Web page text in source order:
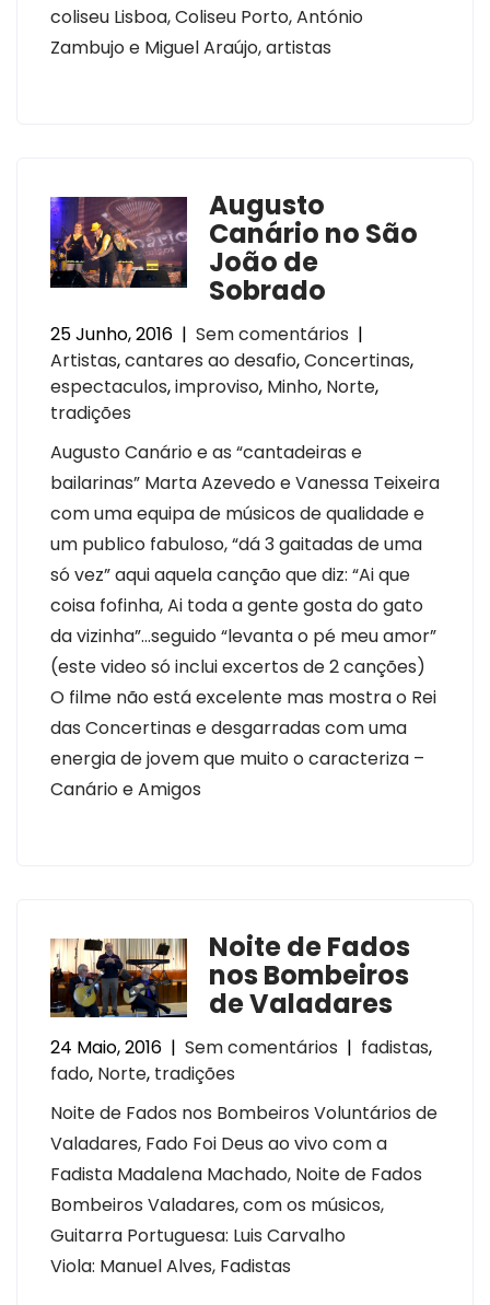
coliseu Lisboa, Coliseu Porto, António
Zambujo e Miguel Araújo, artistas
Augusto
Canário no São
João de
Sobrado
25 Junho, 2016 | Sem comentários |
Artistas,cantares ao desafio,Concertinas,
espectaculos,improviso, Minho, Norte,
tradições
Augusto Canário e as “cantadeiras e
bailarinas” Marta Azevedo e Vanessa Teixeira
com uma equipa de músicos de qualidade e
um publico fabuloso, “dá 3 gaitadas de uma
só vez” aqui aquela canção que diz: “Ai que
coisa fofinha, Ai toda a gente gosta do gato
da vizinha”…seguido “levanta o pé meu amor”
(este video só inclui excertos de 2 canções)
O filme não está excelente mas mostra o Rei
das Concertinas e desgarradas com uma
energia de jovem que muito o caracteriza –
Canário e Amigos
Noite de Fados
nos Bombeiros
de Valadares
24 Maio, 2016 | Sem comentários | fadistas,
fado, Norte, tradições
Noite de Fados nos Bombeiros Voluntários de
Valadares, Fado Foi Deus ao vivo com a
Fadista Madalena Machado, Noite de Fados
Bombeiros Valadares, com os músicos,
Guitarra Portuguesa: Luis Carvalho
Viola: Manuel Alves, Fadistas